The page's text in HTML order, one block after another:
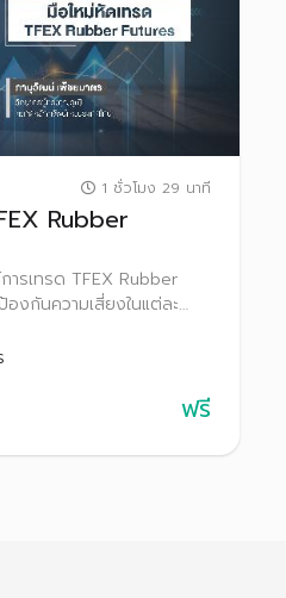
1 ชั่วโมง 29 นาที
Rubber
ารเทรด TFEX Rubber
องกันความเสี่ยงในแต่ละ
ฟรี